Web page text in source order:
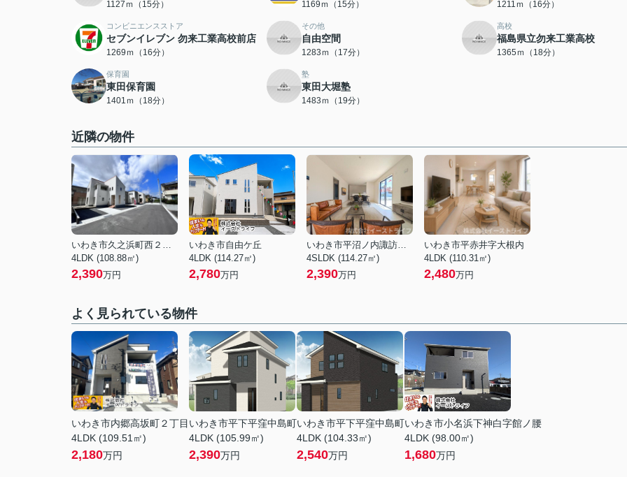
1127ｍ（15分） 1169ｍ（15分） 1211ｍ（16分）
コンビニエンスストア
セブンイレブン 勿来工業高校前店
1269ｍ（16分）
その他
自由空間
1283ｍ（17分）
高校
福島県立勿来工業高校
1365ｍ（18分）
保育園
東田保育園
1401ｍ（18分）
塾
東田大堀塾
1483ｍ（19分）
近隣の物件
いわき市久之浜町西２丁目
4LDK (108.88㎡)
2,390万円
いわき市自由ケ丘
4LDK (114.27㎡)
2,780万円
いわき市平沼ノ内諏訪原２丁目
4SLDK (114.27㎡)
2,390万円
いわき市平赤井字大根内
4LDK (110.31㎡)
2,480万円
よく見られている物件
いわき市内郷高坂町２丁目
4LDK (109.51㎡)
2,180万円
いわき市平下平窪中島町
4LDK (105.99㎡)
2,390万円
いわき市平下平窪中島町
4LDK (104.33㎡)
2,540万円
いわき市小名浜下神白字館ノ腰
4LDK (98.00㎡)
1,680万円